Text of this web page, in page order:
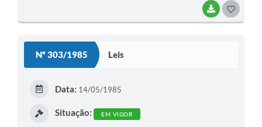
BAIXAR
Nº 303/1985 Leis
Data: 14/05/1985
Situação: EM VIGOR